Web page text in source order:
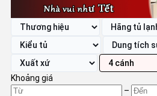
Khoảng giá
–